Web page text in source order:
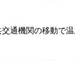
通機関の移動で